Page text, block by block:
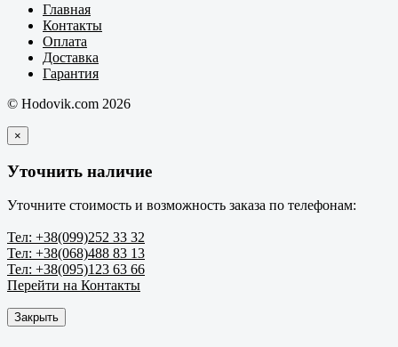
Главная
Контакты
Оплата
Доставка
Гарантия
© Hodovik.com 2026
×
Уточнить наличие
Уточните стоимость и возможность заказа по телефонам:
Тел: +38(099)252 33 32
Тел: +38(068)488 83 13
Тел: +38(095)123 63 66
Перейти на Контакты
Закрыть